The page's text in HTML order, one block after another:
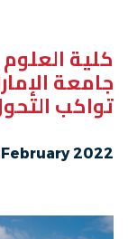
كلية
جامعة
تواكب
February 2022